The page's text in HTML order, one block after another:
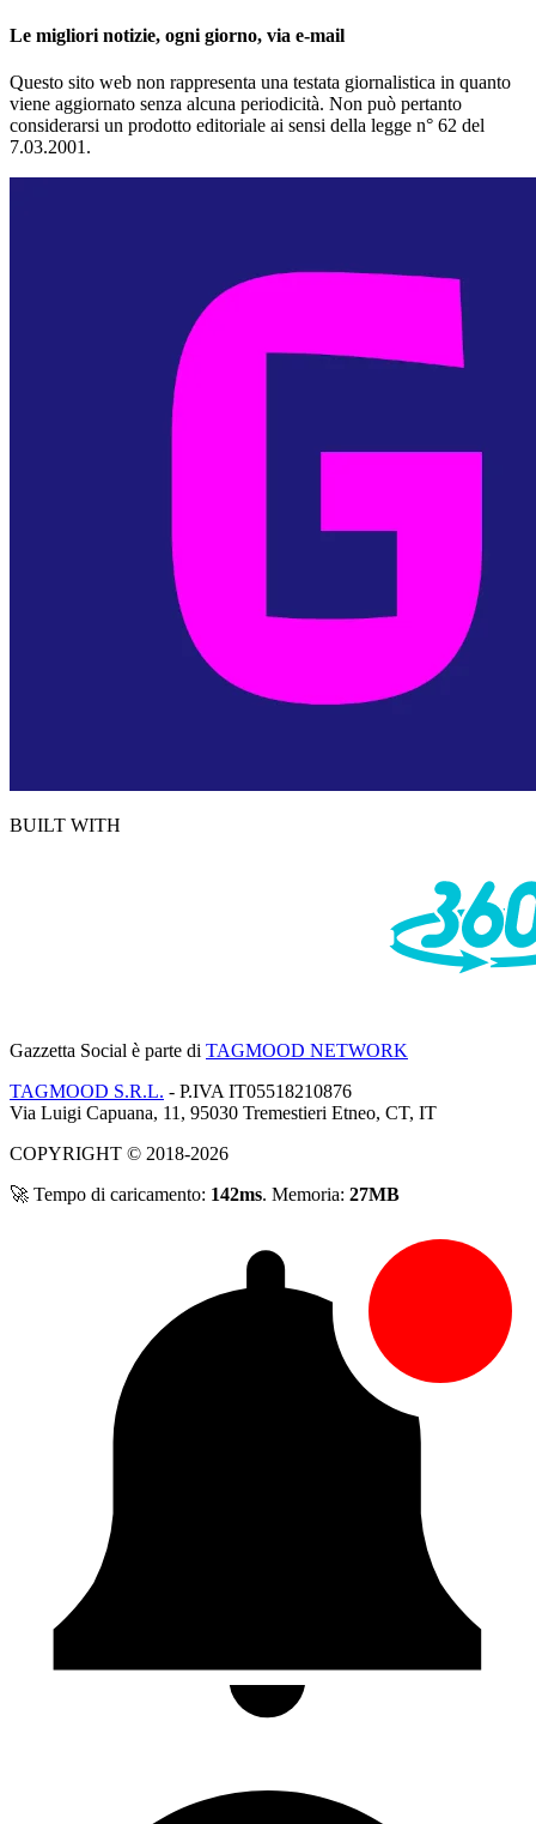
Le migliori notizie, ogni giorno, via e-mail
Questo sito web non rappresenta una testata giornalistica in quanto
viene aggiornato senza alcuna periodicità. Non può pertanto
considerarsi un prodotto editoriale ai sensi della legge n° 62 del
7.03.2001.
BUILT WITH
Gazzetta Social è parte di TAGMOOD NETWORK
TAGMOOD S.R.L. - P.IVA IT05518210876
Via Luigi Capuana, 11, 95030 Tremestieri Etneo, CT, IT
COPYRIGHT © 2018-2026
🚀 Tempo di caricamento: 142ms. Memoria: 27MB